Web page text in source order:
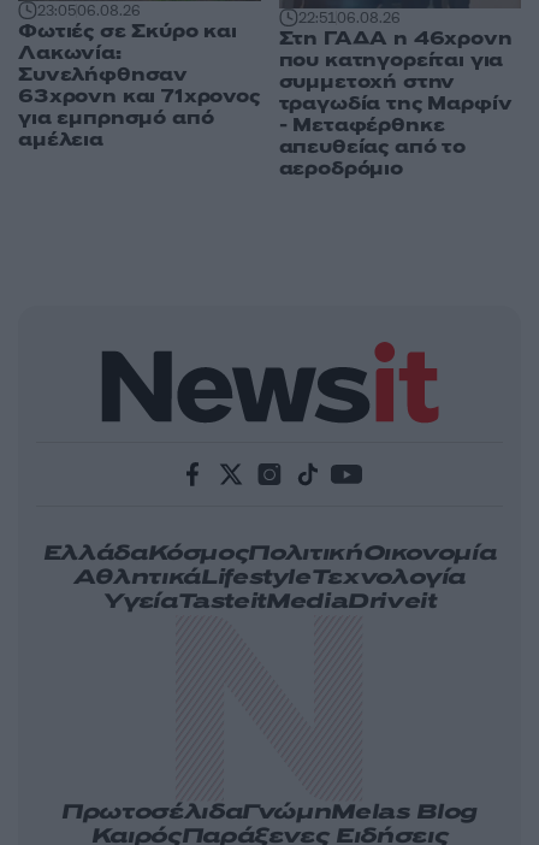
23:0506.08.26
Φωτιές σε Σκύρο και
Λακωνία:
Συνελήφθησαν
63χρονη και 71χρονος
για εμπρησμό από
αμέλεια
22:5106.08.26
Στη ΓΑΔΑ η 46χρονη
που κατηγορείται για
συμμετοχή στην
τραγωδία της Μαρφίν
- Μεταφέρθηκε
απευθείας από το
αεροδρόμιο
ΕλλάδαΚόσμοςΠολιτικήΟικονομία
ΑθλητικάLifestyleΤεχνολογία
ΥγείαTasteitMediaDriveit
ΠρωτοσέλιδαΓνώμηMelas Blog
ΚαιρόςΠαράξενες Ειδήσεις